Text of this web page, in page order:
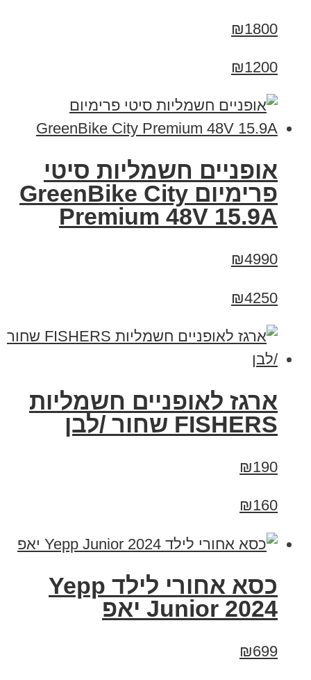
₪1800
₪1200
אופניים חשמליות סיטי
פרימיום GreenBike City
Premium 48V 15.9A
₪4990
₪4250
ארגז לאופניים חשמליות
FISHERS שחור /לבן
₪190
₪160
כסא אחורי לילד Yepp
Junior 2024 יאפ
₪699